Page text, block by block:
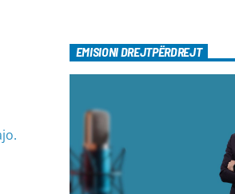
EMISIONI DREJTPËRDREJT